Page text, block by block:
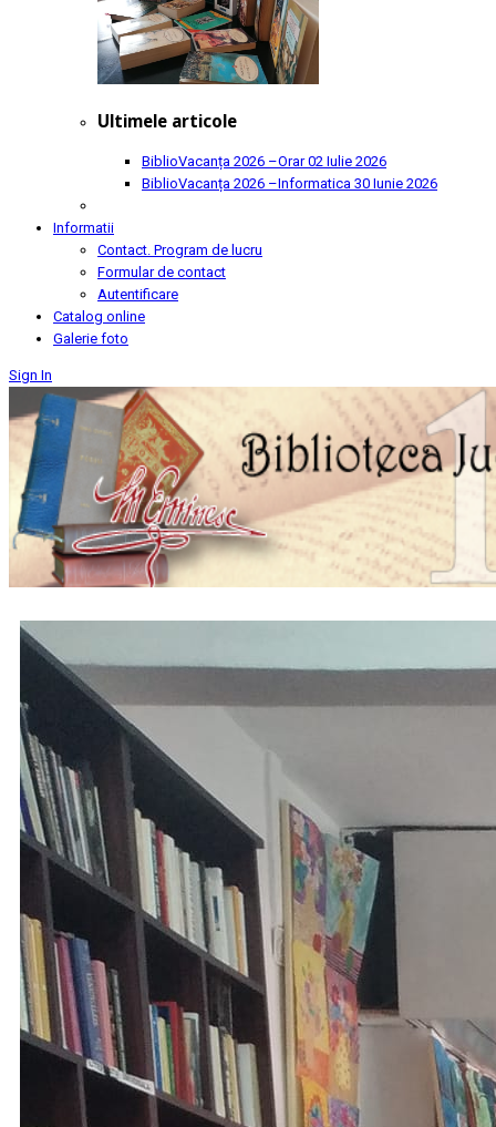
Ultimele articole
BiblioVacanța 2026 –Orar02 Iulie 2026
BiblioVacanța 2026 –Informatica 30 Iunie 2026
Informatii
Contact. Program de lucru
Formular de contact
Autentificare
Catalog online
Galerie foto
Sign In